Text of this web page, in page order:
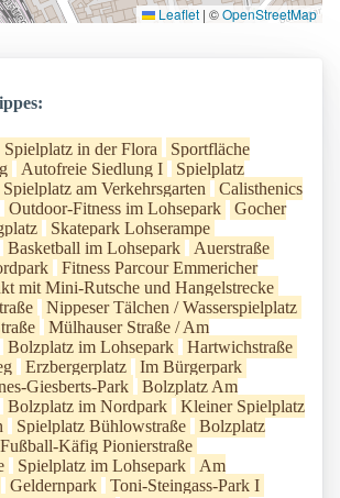
Leaflet | ©OpenStreetMap
Spielplatz in der Flora
Sportfläche
Autofreie Siedlung I
Spielplatz
Spielplatz am Verkehrsgarten
Calisthenics
Outdoor-Fitness im Lohsepark
Gocher
Skatepark Lohserampe
Basketball im Lohsepark
Auerstraße
Fitness Parcour Emmericher
mit Mini-Rutsche und Hangelstrecke
Nippeser Tälchen / Wasserspielplatz
Mülhauser Straße / Am
Bolzplatz im Lohsepark
Hartwichstraße
Erzbergerplatz
Im Bürgerpark
Giesberts-Park
Bolzplatz Am
Bolzplatz im Nordpark
Kleiner Spielplatz
Spielplatz Bühlowstraße
Bolzplatz
Fußball-Käfig Pionierstraße
Spielplatz im Lohsepark
Am
Geldernpark
Toni-Steingass-Park I